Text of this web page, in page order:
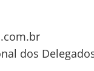
dos